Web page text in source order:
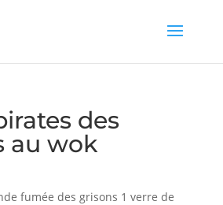
des
au wok
fumée des grisons 1 verre de